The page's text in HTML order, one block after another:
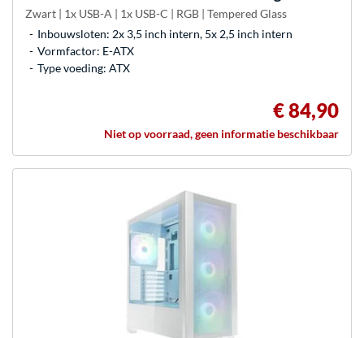
Zwart | 1x USB-A | 1x USB-C | RGB | Tempered Glass
Inbouwsloten: 2x 3,5 inch intern, 5x 2,5 inch intern
Vormfactor: E-ATX
Type voeding: ATX
€ 84,90
Niet op voorraad, geen informatie beschikbaar